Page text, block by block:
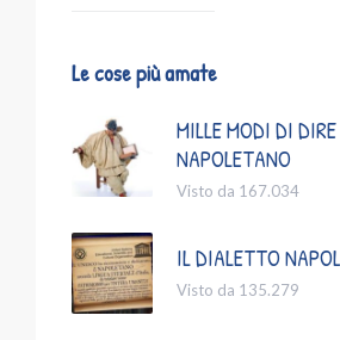
Le cose più amate
MILLE MODI DI
NAPOLETANO
Visto da 167.034
IL DIALETTO
Visto da 135.279